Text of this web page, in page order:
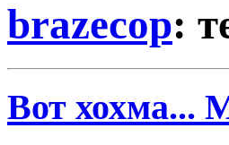
brazecop:
Вот хохма...